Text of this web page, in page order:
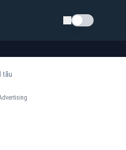
Schimba tema
tău